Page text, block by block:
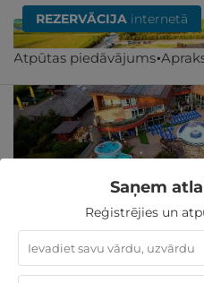
Atpūtas piedāvājums
REZERVĀCIJA internetā
2 vai 3 naktis Palangas
NEIEROBEŽOTĀM ūdens
Palanga,Atostogų
Saņem
Reģistrējies un